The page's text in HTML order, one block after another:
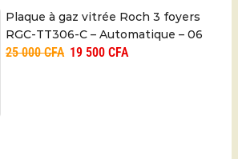
Plaque à gaz vitrée Roch 3 foyers
RGC-TT306-C – Automatique – 06
mois
25 000CFA 19 500 CFA